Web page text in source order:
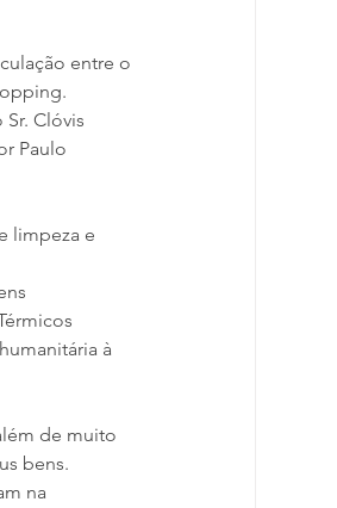
entre o
Clóvis
Paulo
limpeza e
à
de muito
bens.
na